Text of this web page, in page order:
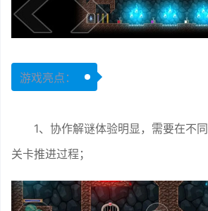
游戏亮点：
1、协作解谜体验明显，需要在不
关卡推进过程；